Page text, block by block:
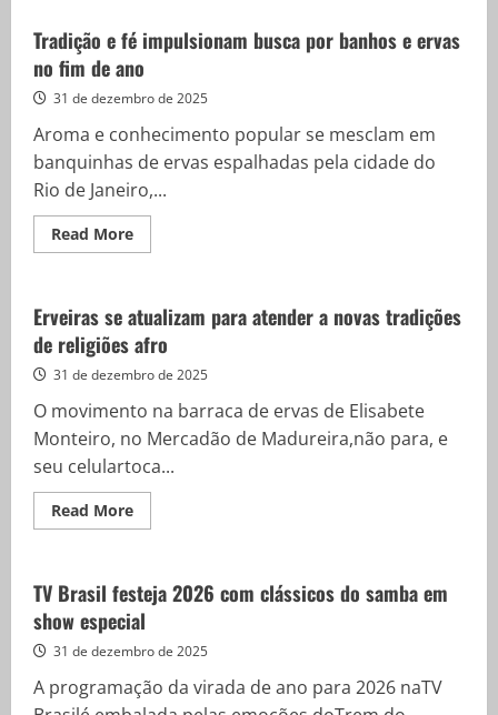
Tradição e fé impulsionam busca por banhos e ervas
no fim de ano
31 de dezembro de 2025
Aroma e conhecimento popular se mesclam em
banquinhas de ervas espalhadas pela cidade do
Rio de Janeiro,...
Read MoreRead
more
fé
impulsionam
busca
por
banhos
ervas
no
fim
de
ano
Erveiras se atualizam para atender a novas tradições
de religiões afro
31 de dezembro de 2025
O movimento na barraca de ervas de Elisabete
Monteiro, no Mercadão de Madureira,não para, e
seu celulartoca...
Read MoreRead
more
atualizam
para
atender
a
novas
de
religiões
TV Brasil festeja 2026 com clássicos do samba em
show especial
31 de dezembro de 2025
A programação da virada de ano para 2026 naTV